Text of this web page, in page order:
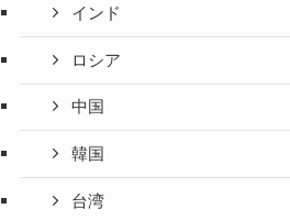
インド
ロシア
中国
韓国
台湾